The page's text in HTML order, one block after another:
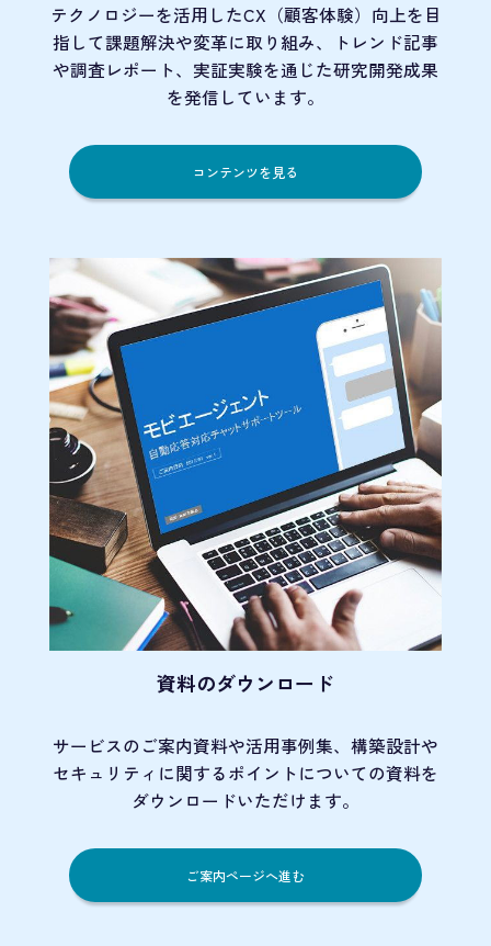
テクノロジーを活用したCX（顧客体験）向上を目
指して課題解決や変革に取り組み、トレンド記事
や調査レポート、実証実験を通じた研究開発成果
を発信しています。
コンテンツを見る
資料のダウンロード
サービスのご案内資料や活用事例集、 構築設計や
セキュリティに関するポイントについての資料を
ダウンロードいただけます。
ご案内ページへ進む